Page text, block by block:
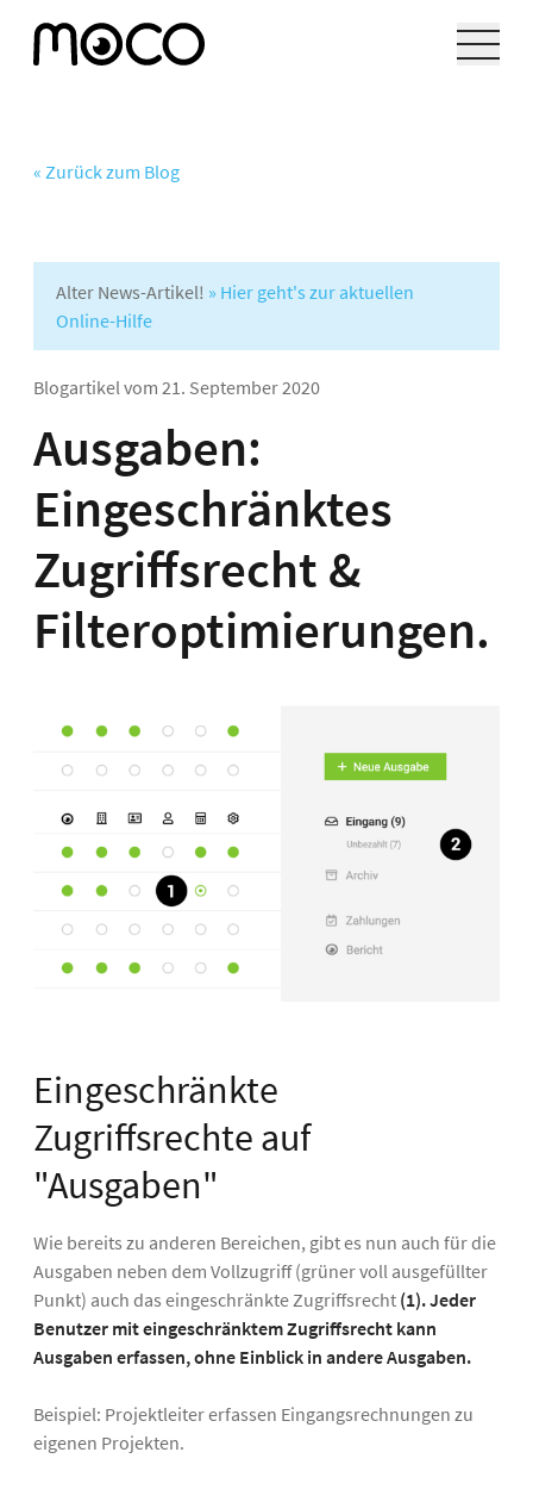
« Zurück zum Blog
Alter News-Artikel! » Hier geht's zur aktuellen
Online-Hilfe
Blogartikel vom 21. September 2020
Ausgaben:
Eingeschränktes
Zugriffsrecht &
Filteroptimierungen.
Eingeschränkte
Zugriffsrechte auf
"Ausgaben"
Wie bereits zu anderen Bereichen, gibt es nun auch für die
Ausgaben neben dem Vollzugriff (grüner voll ausgefüllter
Punkt) auch das eingeschränkte Zugriffsrecht (1).Jeder
Benutzer mit eingeschränktem Zugriffsrecht kann
Ausgaben erfassen, ohne Einblick in andere Ausgaben.
Beispiel: Projektleiter erfassen Eingangsrechnungen zu
eigenen Projekten.